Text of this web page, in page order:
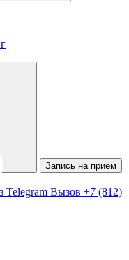
Запись на прием
Telegram Вызов +7 (812)